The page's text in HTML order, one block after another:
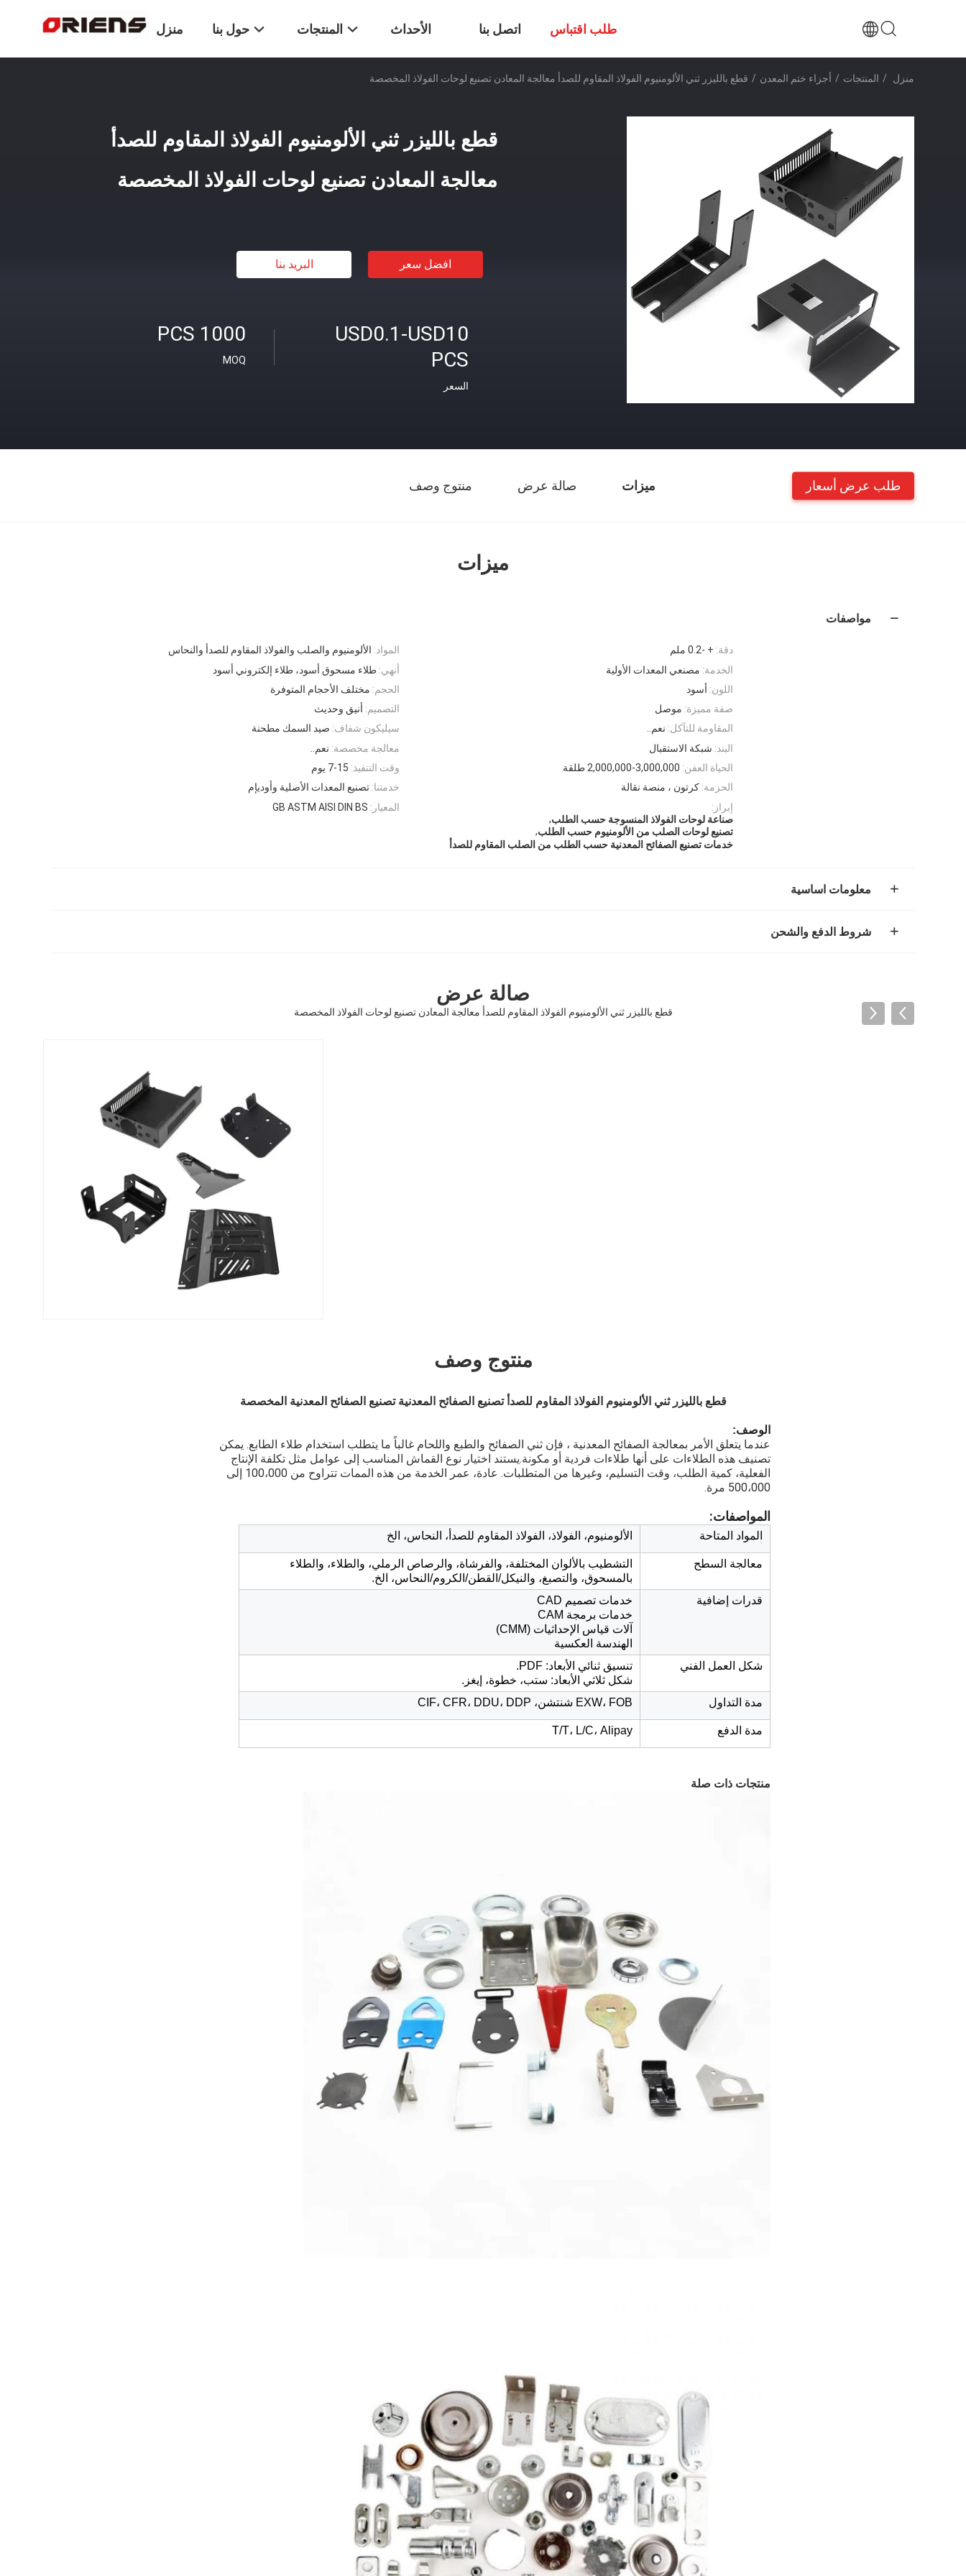
منزل حول بنا المنتجات الأحداث اتصل بنا طلب اقتباس
منزل / المنتجات / أجزاء ختم المعدن / قطع بالليزر ثني الألومنيوم الفولاذ المقاوم للصدأ معالجة المعادن تصنيع لوحات الفولاذ المخصصة
قطع بالليزر ثني الألومنيوم الفولاذ المقاوم للصدأ
معالجة المعادن تصنيع لوحات الفولاذ المخصصة
افضل سعر البريد بنا
1000 PCS
MOQ
USD0.1-USD10
PCS
السعر
ميزات صالة عرض منتوج وصف طلب عرض أسعار
ميزات
مواصفات
المواد: الألومنيوم والصلب والفولاذ المقاوم للصدأ والنحاس دقة: + -0.2 ملم
أنهي: طلاء مسحوق أسود، طلاء إلكتروني أسود الخدمة: مصنعي المعدات الأولية
الحجم: مختلف الأحجام المتوفرة اللون: أسود
التصميم: أنيق وحديث صفة مميزة: موصل
سيليكون شفاف: صيد السمك مطحنة المقاومة للتآكل: نعم..
معالجة مخصصة: نعم.. البند: شبكة الاستقبال
وقت التنفيذ: 7-15 يوم الحياة العفن: 2,000,000-3,000,000 طلقة
خدمتنا: تصنيع المعدات الأصلية وأوديإم الحزمة: كرتون ، منصة نقالة
المعيار: GB ASTM AISI DIN BS
إبراز:
صناعة لوحات الفولاذ المنسوجة حسب الطلب,
تصنيع لوحات الصلب من الألومنيوم حسب الطلب,
خدمات تصنيع الصفائح المعدنية حسب الطلب من الصلب المقاوم للصدأ
معلومات اساسية
شروط الدفع والشحن
صالة عرض
قطع بالليزر ثني الألومنيوم الفولاذ المقاوم للصدأ معالجة المعادن تصنيع لوحات الفولاذ المخصصة
منتوج وصف
قطع بالليزر ثني الألومنيوم الفولاذ المقاوم للصدأ تصنيع الصفائح المعدنية تصنيع الصفائح المعدنية المخصصة
الوصف:
عندما يتعلق الأمر بمعالجة الصفائح المعدنية ، فإن ثني الصفائح والطبع واللحام غالباً ما يتطلب استخدام طلاء الطابع. يمكن
تصنيف هذه الطلاءات على أنها طلاءات فردية أو مكونة.يستند اختيار نوع القماش المناسب إلى عوامل مثل تكلفة الإنتاج
الفعلية، كمية الطلب، وقت التسليم، وغيرها من المتطلبات. عادة، عمر الخدمة من هذه الممات تتراوح من 100،000 إلى
500،000 مرة.
المواصفات:
المواد المتاحة الألومنيوم، الفولاذ، الفولاذ المقاوم للصدأ، النحاس، الخ
معالجة السطح
التشطيب بالألوان المختلفة، والفرشاة، والرصاص الرملي، والطلاء، والطلاء
بالمسحوق، والتصبغ، والنيكل/القطن/الكروم/النحاس، الخ.
قدرات إضافية
خدمات تصميم CAD
خدمات برمجة CAM
آلات قياس الإحداثيات (CMM)
الهندسة العكسية
شكل العمل الفني
تنسيق ثنائي الأبعاد: PDF.
شكل ثلاثي الأبعاد: ستب، خطوة، إيغز.
مدة التداول
EXW، FOB شنتشن، CIF، CFR، DDU، DDP
مدة الدفع T/T، L/C، Alipay
منتجات ذات صلة